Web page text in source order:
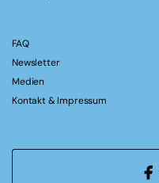
FAQ
Newsletter
Medien
Kontakt & Impressum